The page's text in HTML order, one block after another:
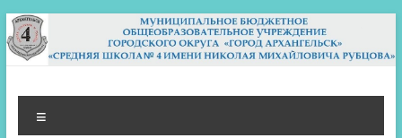
Перейти
к
содержимому
МБОУ СШ 4
Архангельск